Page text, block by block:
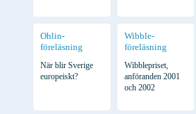
Ohlin-
föreläsning
När blir Sverige
europeiskt?
Wibble-
föreläsning
Wibblepriset,
anföranden 2001
och 2002